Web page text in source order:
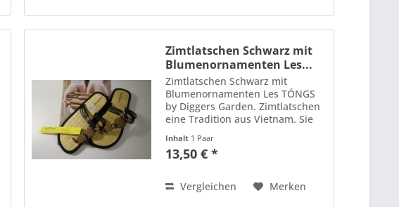
Zimtlatschen Schwarz mit
Blumenornamenten Les...
Zimtlatschen Schwarz mit
Blumenornamenten Les TÓNGS
by Diggers Garden. Zimtlatschen
eine Tradition aus Vietnam. Sie
Wohlbefinden über die
Akupressunrpunkte der
Wohltuenden Eigenschaften
des...
Inhalt 1 Paar
13,50 € *
Vergleichen Merken